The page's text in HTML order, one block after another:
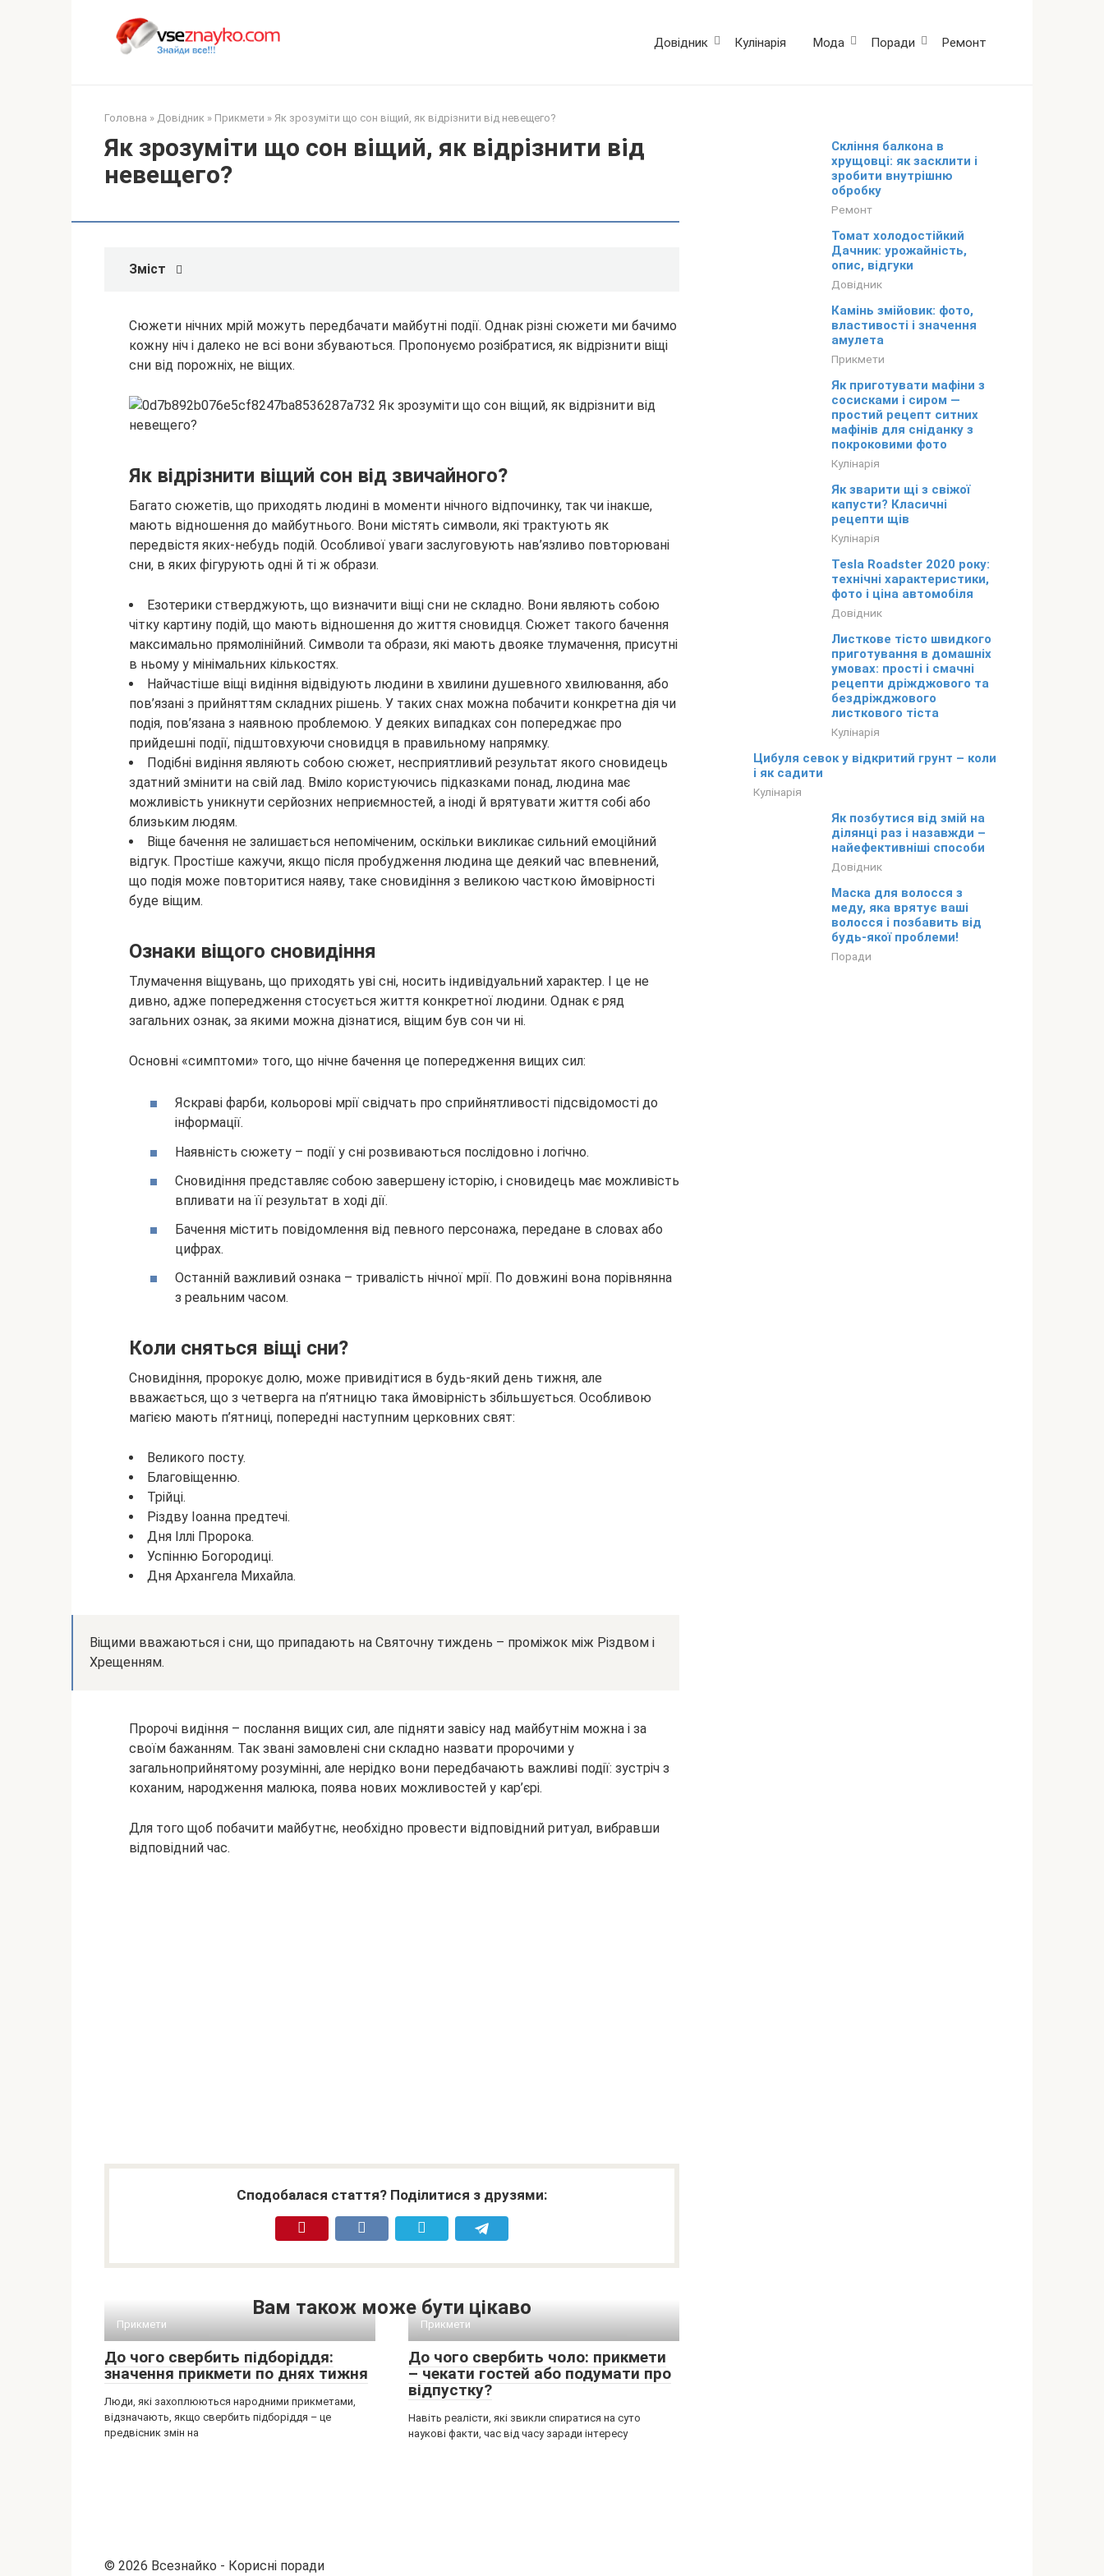
Довідник Кулінарія Мода Поради Ремонт
Головна » Довідник » Прикмети » Як зрозуміти що сон віщий, як відрізнити від невещего?
Як зрозуміти що сон віщий, як відрізнити від
невещего?
Зміст
Сюжети нічних мрій можуть передбачати майбутні події. Однак різні сюжети ми бачимо
кожну ніч і далеко не всі вони збуваються. Пропонуємо розібратися, як відрізнити віщі
сни від порожніх, не віщих.
Як відрізнити віщий сон від звичайного?
Багато сюжетів, що приходятьлюдині в моменти нічного відпочинку, так чи інакше,
мають відношення до майбутнього. Вони містять символи, які трактують як
передвістя яких-небудь подій. Особливої уваги заслуговують нав’язливо повторювані
сни, в яких фігурують одні й ті ж образи.
Езотерики стверджують, що визначити віщі сни не складно. Вони являють собою
чітку картину подій, що мають відношення до життя сновидця. Сюжет такого бачення
максимально прямолінійний. Символи та образи, які мають двояке тлумачення, присутні
в ньому у мінімальних кількостях.
Найчастіше віщі видіння відвідують людини в хвилини душевного хвилювання, або
пов’язані з прийняттям складних рішень. У таких снах можна побачити конкретна дія чи
подія, пов’язана з наявною проблемою. У деяких випадках сон попереджає про
прийдешні події, підштовхуючи сновидця в правильному напрямку.
Подібні видіння являють собою сюжет, несприятливий результат якого сновидець
здатний змінити на свій лад. Вміло користуючись підказками понад, людина має
можливість уникнути серйозних неприємностей, а іноді й врятувати життя собі або
близьким людям.
Віще бачення не залишається непоміченим, оскільки викликає сильний емоційний
відгук. Простіше кажучи, якщо після пробудження людина ще деякий час впевнений,
що подія може повторитися наяву, таке сновидіння з великою часткою ймовірності
буде віщим.
Ознаки віщого сновидіння
Тлумачення віщувань, що приходять уві сні, носить індивідуальний характер. І це не
дивно, адже попередження стосується життя конкретної людини. Однак є ряд
загальних ознак, за якими можна дізнатися, віщим був сон чи ні.
Основні «симптоми» того, що нічне бачення це попередження вищих сил:
Яскраві фарби, кольорові мрії свідчать про сприйнятливості підсвідомості до
інформації.
Наявність сюжету – події у сні розвиваються послідовно і логічно.
Сновидіння представляє собою завершену історію, і сновидець має можливість
впливати на її результат в ході дії.
Бачення містить повідомлення від певного персонажа, передане в словах або
цифрах.
Останній важливий ознака – тривалість нічної мрії. По довжині вона порівнянна
з реальним часом.
Коли сняться віщі сни?
Сновидіння, пророкує долю, може привидітися в будь-який день тижня, але
вважається, що з четверга на п’ятницю така ймовірність збільшується. Особливою
магією мають п’ятниці, попередні наступним церковних свят:
Великого посту.
Благовіщенню.
Трійці.
Різдву Іоанна предтечі.
Дня Іллі Пророка.
Успінню Богородиці.
Дня Архангела Михайла.
Віщими вважаються і сни, що припадають на Святочну тиждень – проміжок між Різдвом і
Хрещенням.
Пророчі видіння – послання вищих сил, але підняти завісу над майбутнім можна і за
своїм бажанням. Так звані замовлені сни складно назвати пророчими у
загальноприйнятому розумінні, але нерідко вони передбачають важливі події: зустріч з
коханим, народження малюка, поява нових можливостей у кар’єрі.
Для того щоб побачити майбутнє, необхідно провести відповідний ритуал, вибравши
відповідний час.
Сподобалася стаття? Поділитися з друзями:
Вам також може бути цікаво
Прикмети
До чого свербить підборіддя:
значення прикмети по днях тижня
Люди, які захоплюються народними прикметами,
відзначають, якщо свербить підборіддя – це
предвісник змін на
Прикмети
До чого свербить чоло: прикмети
– чекати гостей або подумати про
відпустку?
Навіть реалісти, які звикли спиратися на суто
наукові факти, час від часу заради інтересу
Скління балкона в
хрущовці: як засклити і
зробити внутрішню
обробку
Ремонт
Томат холодостійкий
Дачник: урожайність,
опис, відгуки
Довідник
Камінь змійовик: фото,
властивості і значення
амулета
Прикмети
Як приготувати мафіни з
сосисками і сиром —
простий рецепт ситних
мафінів для сніданку з
покроковими фото
Кулінарія
Як зварити щі з свіжої
капусти? Класичні
рецепти щів
Кулінарія
Tesla Roadster 2020 року:
технічні характеристики,
фото і ціна автомобіля
Довідник
Листкове тісто швидкого
приготування в домашніх
умовах: прості і смачні
рецепти дріжджового та
бездріжджового
листкового тіста
Кулінарія
Цибуля севок у відкритий грунт – коли
і як садити
Кулінарія
Як позбутися від змій на
ділянці раз і назавжди –
найефективніші способи
Довідник
Маска для волосся з
меду, яка врятує ваші
волосся і позбавить від
будь-якої проблеми!
Поради
© 2026 Всезнайко - Корисні поради